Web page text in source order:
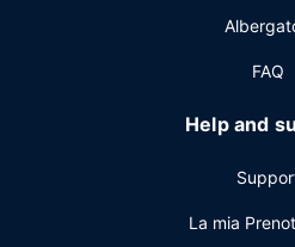
un parcheggio gratuito è
FAQ
Help and
La mia